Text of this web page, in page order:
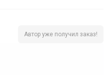
Автор уже получил заказ!